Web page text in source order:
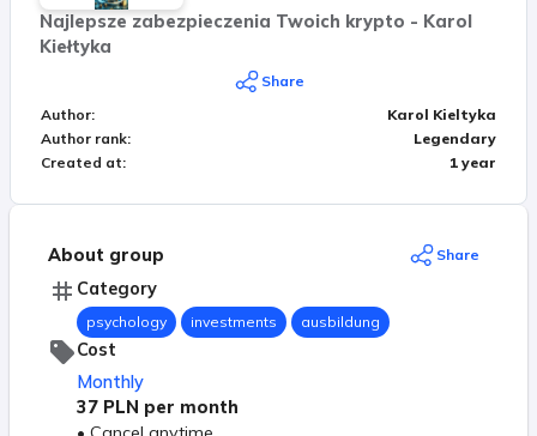
Najlepsze zabezpieczenia Twoich krypto - Karol
Kiełtyka
Share
Author:
Karol Kieltyka
Author rank:
Legendary
Created at: 1 year
About group Share
Category
psychology investments ausbildung
Cost
Monthly
37 PLN per month